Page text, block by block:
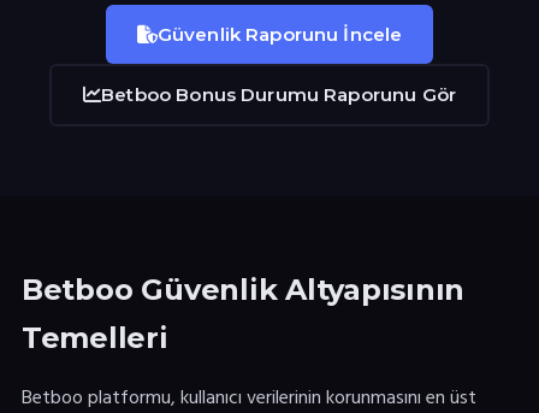
Güvenlik Raporunu İncele
Betboo Bonus Durumu Raporunu Gör
Betboo Güvenlik Altyapısının
Temelleri
Betboo platformu, kullanıcı verilerinin korunmasını en üst